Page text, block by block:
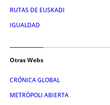
RUTAS DE EUSKADI
IGUALDAD
Otras Webs
CRÓNICA GLOBAL
METRÓPOLI ABIERTA